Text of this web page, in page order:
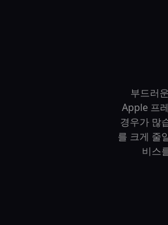
부드러
Apple 프
경우가 많
를 크게 줄
비스